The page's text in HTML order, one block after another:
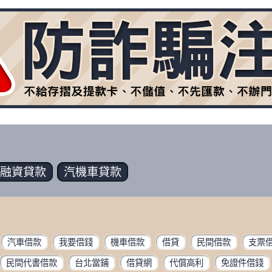
融資貸款 汽機車貸款
汽車借款 我要借錢 機車借款 借貸 民間借款 支票
民間代書借款 台北當鋪 借貸網 代償高利 免證件借錢